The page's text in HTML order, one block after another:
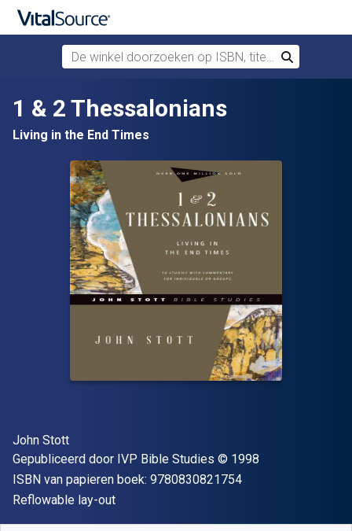
Verdergaan naar belangrijkste inhoud
De winkel doorzoeken op ISBN, titel of auteur
Zoek
1 & 2 Thessalonians
Living in the End Times
Auteur(s)
John Stott
Uitgever
Gepubliceerd door IVP Bible Studies Copyright
© 1998
ISBN van papieren boek: 9780830821754"ISBN-13
Indeling
Reflowable lay-out